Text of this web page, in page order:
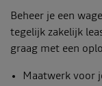
Beheer je een
tegelijk zakelijk
graag met een
Maatwerk voor